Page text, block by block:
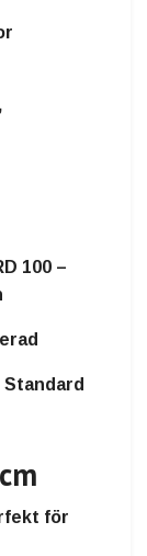
100 –
Standard
för